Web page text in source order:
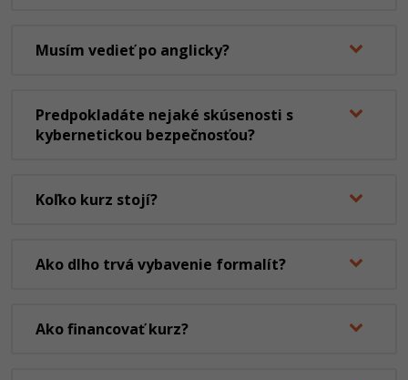
Musím vedieť po anglicky?
Predpokladáte nejaké skúsenosti s
kybernetickou bezpečnosťou?
Koľko kurz stojí?
Ako dlho trvá vybavenie formalít?
Ako financovať kurz?